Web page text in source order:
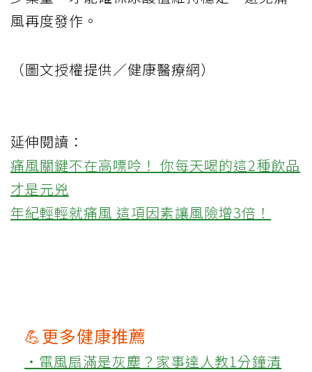
風再度發作。
（圖文授權提供／健康醫療網）
延伸閱讀：
痛風關鍵不在高嘌呤！ 你每天喝的這2種飲品
才是元兇
年紀輕輕就痛風 這項因素讓風險增3倍！
💪更多健康推薦
‧電風扇滿是灰塵？家事達人教1分鐘清